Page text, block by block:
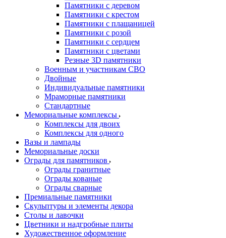
Памятники с деревом
Памятники с крестом
Памятники с плащаницей
Памятники с розой
Памятники с сердцем
Памятники с цветами
Резные 3D памятники
Военным и участникам СВО
Двойные
Индивидуальные памятники
Мраморные памятники
Стандартные
Мемориальные комплексы
Комплексы для двоих
Комплексы для одного
Вазы и лампады
Мемориальные доски
Ограды для памятников
Ограды гранитные
Ограды кованые
Ограды сварные
Премиальные памятники
Скульптуры и элементы декора
Столы и лавочки
Цветники и надгробные плиты
Художественное оформление